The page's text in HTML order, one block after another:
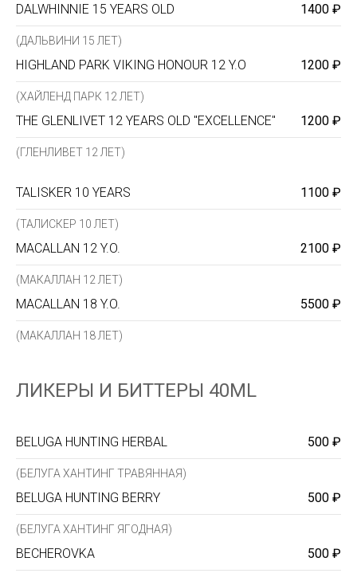
DALWHINNIE 15 YEARS OLD 1400 ₽
(ДАЛЬВИНИ 15 ЛЕТ)
HIGHLAND PARK VIKING HONOUR 12 Y.O 1200 ₽
(ХАЙЛЕНД ПАРК 12 ЛЕТ)
THE GLENLIVET 12 YEARS OLD "EXCELLENCE" 1200 ₽
(ГЛЕНЛИВЕТ 12 ЛЕТ)
TALISKER 10 YEARS 1100 ₽
(ТАЛИСКЕР 10 ЛЕТ)
MACALLAN 12 Y.O. 2100 ₽
(МАКАЛЛАН 12 ЛЕТ)
MACALLAN 18 Y.O. 5500 ₽
(МАКАЛЛАН 18 ЛЕТ)
ЛИКЕРЫ И БИТТЕРЫ 40ML
BELUGA HUNTING HERBAL 500 ₽
(БЕЛУГА ХАНТИНГ ТРАВЯННАЯ)
BELUGA HUNTING BERRY 500 ₽
(БЕЛУГА ХАНТИНГ ЯГОДНАЯ)
BECHEROVKA 500 ₽